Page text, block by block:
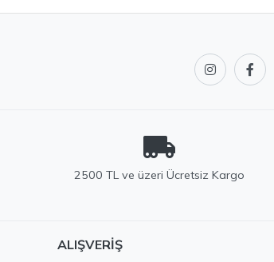
2500 TL ve üzeri Ücretsiz Kargo
ALIŞVERIŞ